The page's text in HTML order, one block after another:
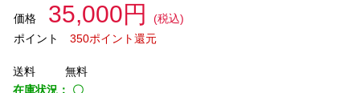
価格 35,000円
(税込)
ポイント
350ポイント還元
送料
無料
在庫状況： 〇